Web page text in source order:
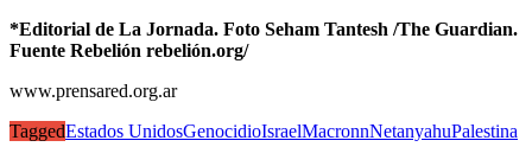
*Editorial de La Jornada. Foto Seham Tantesh /The Guardian.
Fuente Rebelión rebelión.org/
www.prensared.org.ar
TaggedEstados UnidosGenocidioIsraelMacronnNetanyahuPalestina